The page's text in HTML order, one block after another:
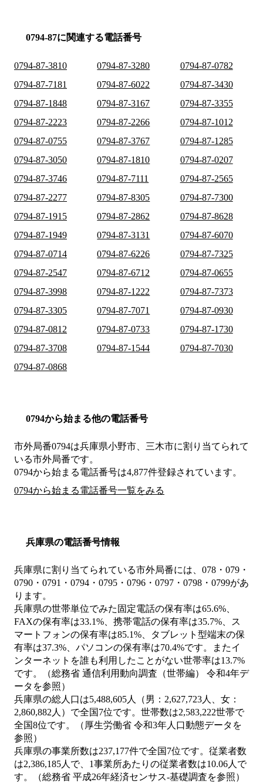
0794-87に関連する電話番号
0794-87-3810 0794-87-3280
0794-87-0782
0794-87-7181
0794-87-6022
0794-87-3430
0794-87-1848
0794-87-3167
0794-87-3355
0794-87-2223
0794-87-2266
0794-87-1012
0794-87-0755
0794-87-3767
0794-87-1285
0794-87-3050
0794-87-1810
0794-87-0207
0794-87-3746
0794-87-7111
0794-87-2565
0794-87-2277
0794-87-8305
0794-87-7300
0794-87-1915
0794-87-2862
0794-87-8628
0794-87-1949
0794-87-3131
0794-87-6070
0794-87-0714
0794-87-6226
0794-87-7325
0794-87-2547
0794-87-6712
0794-87-0655
0794-87-3998
0794-87-1222
0794-87-7373
0794-87-3305
0794-87-7071
0794-87-0930
0794-87-0812
0794-87-0733
0794-87-1730
0794-87-3708
0794-87-1544
0794-87-7030
0794-87-0868
0794から始まる他の電話番号
市外局番0794は兵庫県小野市、三木市に割り当てられて
いる市外局番です。
0794から始まる電話番号は4,877件登録されています。
0794から始まる電話番号一覧をみる
兵庫県の電話番号情報
兵庫県に割り当てられている市外局番には、078・079・
0790・0791・0794・0795・0796・0797・0798・0799があ
ります。
兵庫県の世帯単位でみた固定電話の保有率は65.6%、
FAXの保有率は33.1%、携帯電話の保有率は35.7%、ス
マートフォンの保有率は85.1%、タブレット型端末の保
有率は37.3%、パソコンの保有率は70.4%です。またイ
ンターネットを誰も利用したことがない世帯率は13.7%
です。（総務省 通信利用動向調査（世帯編） 令和4年デ
ータを参照）
兵庫県の総人口は5,488,605人（男：2,627,723人、女：
2,860,882人）で全国7位です。世帯数は2,583,222世帯で
全国8位です。（厚生労働省 令和3年人口動態データを
参照）
兵庫県の事業所数は237,177件で全国7位です。従業者数
は2,386,185人で、1事業所あたりの従業者数は10.06人で
す。（総務省 平成26年経済センサス‐基礎調査を参照）